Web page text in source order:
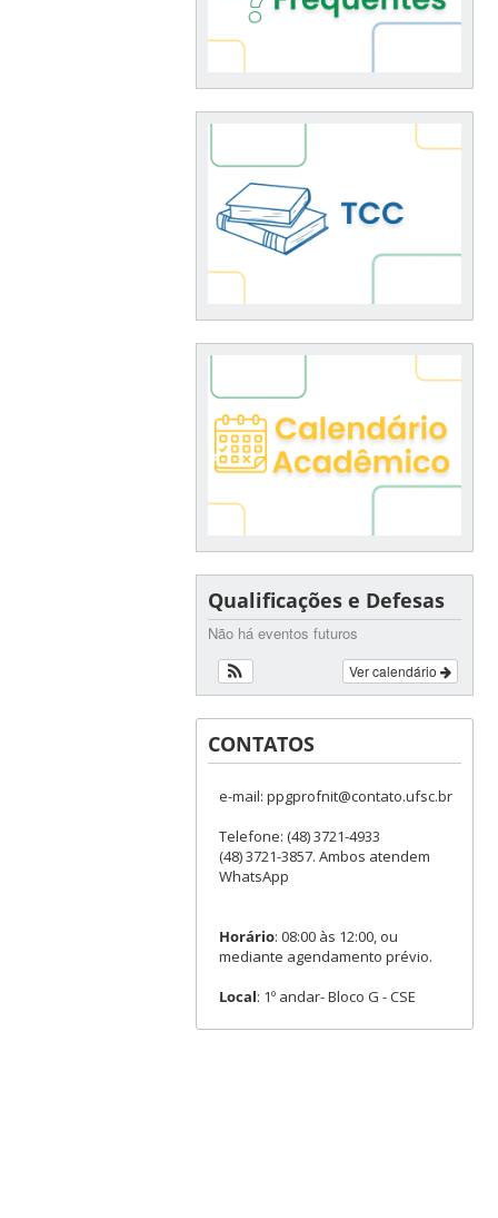
Qualificações e Defesas
Não há eventos futuros
Ver calendário
CONTATOS
e-mail: ppgprofnit@contato.ufsc.br
Telefone: (48) 3721-4933
(48) 3721-3857. Ambos atendem
WhatsApp
Horário: 08:00 às 12:00, ou
mediante agendamento prévio.
Local: 1º andar- Bloco G - CSE